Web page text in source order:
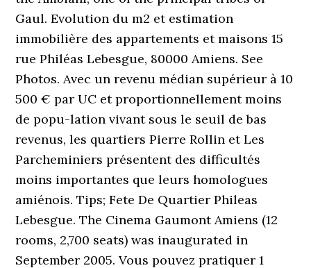
Gaul. Evolution du m2 et estimation
immobilière des appartements et maisons 15
rue Philéas Lebesgue, 80000 Amiens. See
Photos. Avec un revenu médian supérieur à 10
500 € par UC et proportionnellement moins
de popu-lation vivant sous le seuil de bas
revenus, les quartiers Pierre Rollin et Les
Parcheminiers présentent des difficultés
moins importantes que leurs homologues
amiénois. Tips; Fete De Quartier Phileas
Lebesgue. The Cinema Gaumont Amiens (12
rooms, 2,700 seats) was inaugurated in
September 2005. Vous pouvez pratiquer 1